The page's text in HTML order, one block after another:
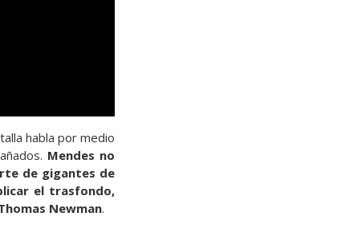
habla por medio
Mendes no
de gigantes de
el trasfondo,
Newman.